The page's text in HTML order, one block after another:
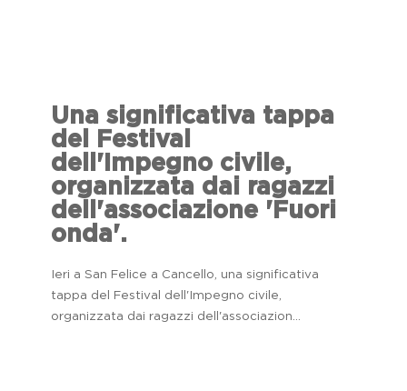
Una significativa tappa
del Festival
dell'Impegno civile,
organizzata dai ragazzi
dell'associazione 'Fuori
onda'.
Ieri a San Felice a Cancello, una significativa
tappa del Festival dell'Impegno civile,
organizzata dai ragazzi dell'associazion...